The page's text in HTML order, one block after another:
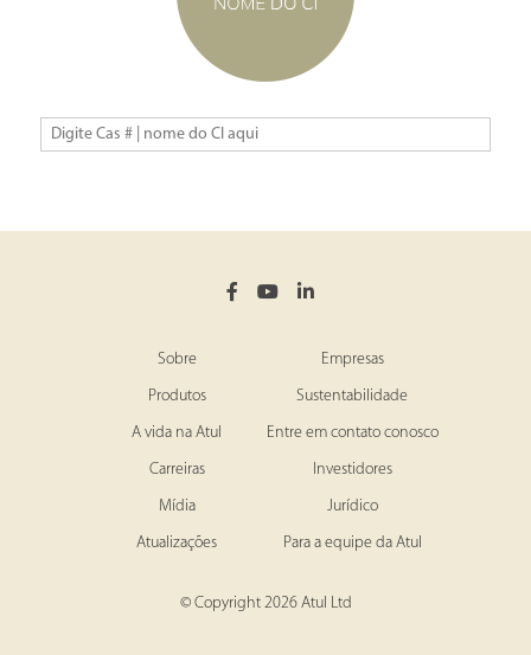
Sobre Empresas
Produtos Sustentabilidade
A vida na Atul Entre em contato conosco
Carreiras Investidores
Mídia Jurídico
Atualizações Para a equipe da Atul
© Copyright 2026 Atul Ltd